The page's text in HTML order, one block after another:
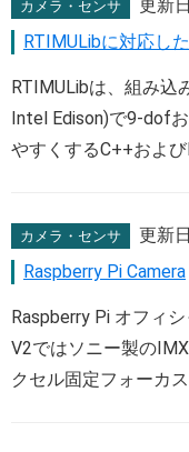
カメラ・センサ 更新
RTIMULibに対応し
RTIMULibは、組み込
Intel Edison)で9-dof
やすくするC++およ
カメラ・センサ 更新
Raspberry Pi Camera
Raspberry Pi オフィ
V2ではソニー製の
クセル固定フォーカ